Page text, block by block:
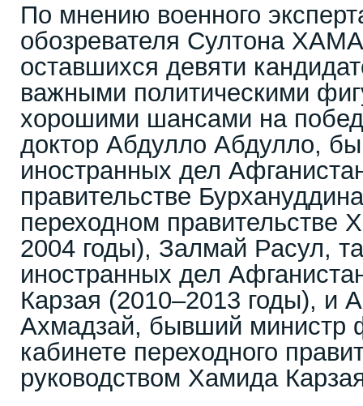
По мнению военного
обозревателя Султона
оставшихся девяти
важными политическими
хорошими шансами на
доктор Абдулло Абдулло,
иностранных дел
правительстве
переходном правительстве
2004 годы), Залмай Расул,
иностранных дел
Карзая (2010–2013 годы), и
Ахмадзай, бывший министр
кабинете переходного
руководством Хамида